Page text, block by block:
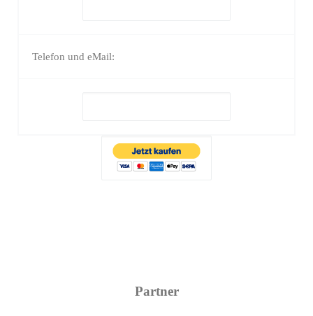
Telefon und eMail:
Partner